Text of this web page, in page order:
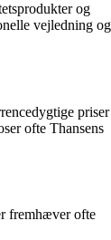
og
vejledning og
priser
ofte Thansens
fremhæver ofte